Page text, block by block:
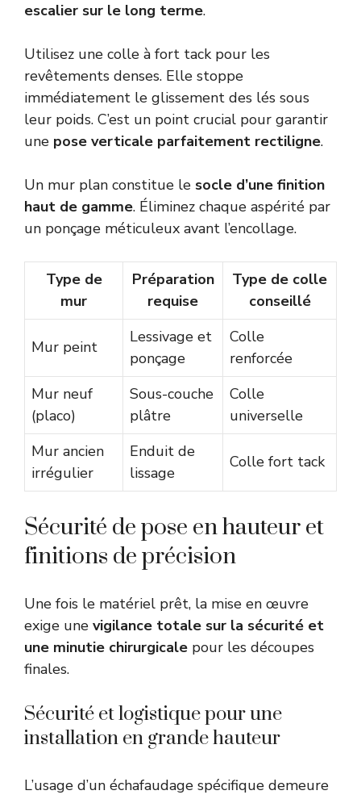
escalier sur le long terme.
Utilisez une colle à fort tack pour les
revêtements denses. Elle stoppe
immédiatement le glissement des lés sous
leur poids. C’est un point crucial pour garantir
une pose verticale parfaitement rectiligne.
Un mur plan constitue le socle d’une finition
haut de gamme. Éliminez chaque aspérité par
un ponçage méticuleux avant l’encollage.
Type de
mur
Préparation
requise
Type de colle
conseillé
Mur peint
Lessivage et
ponçage
Colle
renforcée
Mur neuf
(placo)
Sous-couche
plâtre
Colle
universelle
Mur ancien
irrégulier
Enduit de
lissage
Colle fort tack
Sécurité de pose en hauteur et
finitions de précision
Une fois le matériel prêt, la mise en œuvre
exige une vigilance totale sur la sécurité et
une minutie chirurgicale pour les découpes
finales.
Sécurité et logistique pour une
installation en grande hauteur
L’usage d’un échafaudage spécifique demeure